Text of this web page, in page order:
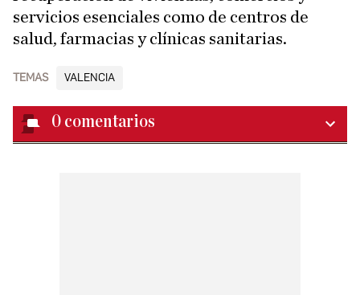
servicios esenciales como de centros de
salud, farmacias y clínicas sanitarias.
TEMAS VALENCIA
0 comentarios